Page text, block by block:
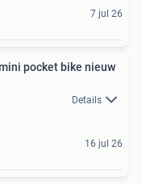
7 jul 26
pocket bike nieuw
Details
16 jul 26